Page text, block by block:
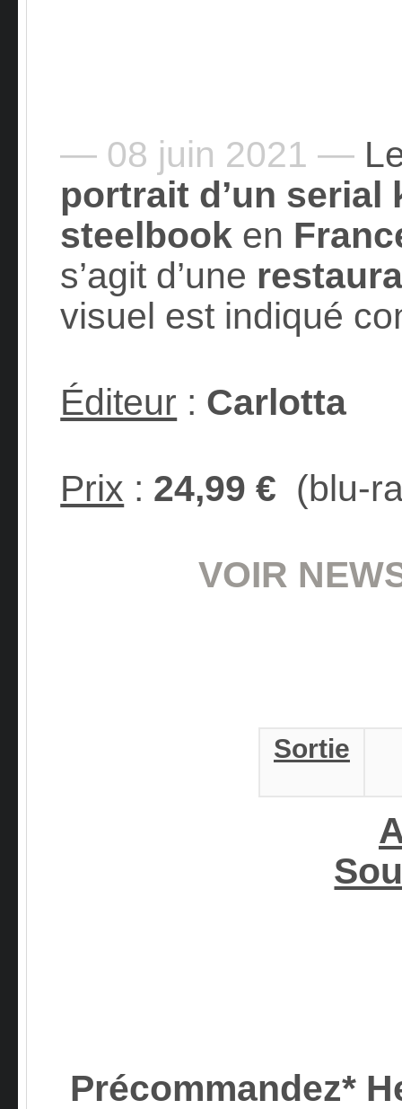
— 08 juin 2021 —
portrait d’un serial
steelbook en
s’agit d’une
visuel est indiqué
Éditeur : Carlotta
Prix : 24,99 € (blu-
VOIR
Sortie
Précommandez*